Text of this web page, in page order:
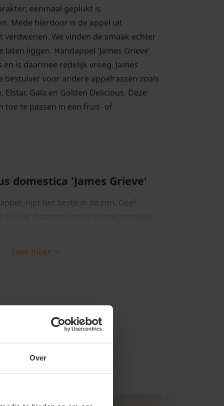
Over
eenmaal geplukt is
Mede hierdoor is de appel uit
We vinden de smaak echter
laten liggen. Handappel 'James Grieve'
is daarmee redelijk vroeg. James
bestuiver voor andere appelrassen zoals
Elstar, Gala en Golden Delicious. Deze
toe te passen in een fruit- of
domestica 'James Grieve'
rijpt het beste in de zon. Geef
kan het beste in de winter gebeuren.
de zijtakken komen. Snoei elk jaar in de
worden dikker. Hieraan vormen zich in
Lees meer